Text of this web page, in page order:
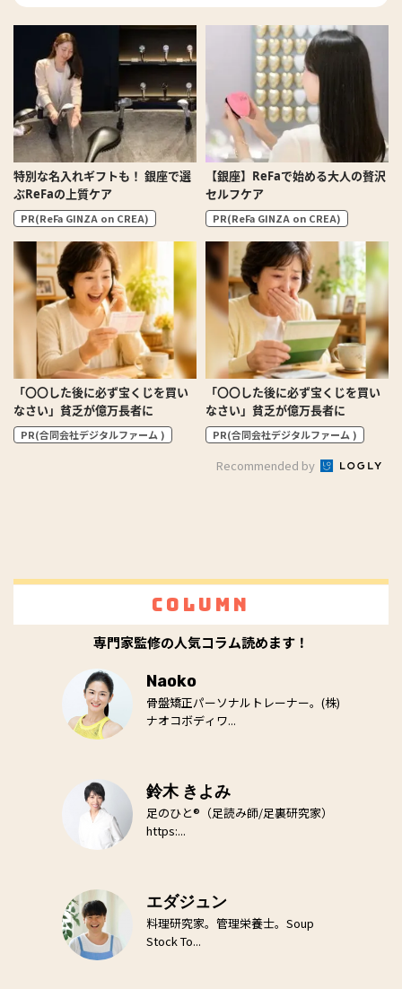
特別な名入れギフトも！ 銀座で選
ぶReFaの上質ケア
PR(ReFa GINZA on CREA)
【銀座】ReFaで始める大人の贅沢
セルフケア
PR(ReFa GINZA on CREA)
「〇〇した後に必ず宝くじを買い
なさい」貧乏が億万長者に
PR(合同会社デジタルファーム )
「〇〇した後に必ず宝くじを買い
なさい」貧乏が億万長者に
PR(合同会社デジタルファーム )
Recommended by
Column
専門家監修の人気コラム読めます！
Naoko
骨盤矯正パーソナルトレーナー。(株)
ナオコボディワ...
鈴木 きよみ
足のひと®（足読み師/足裏研究家）
https:...
エダジュン
料理研究家。管理栄養士。Soup
Stock To...